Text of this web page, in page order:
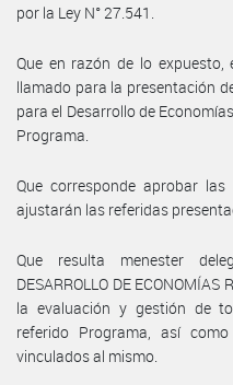
por la Ley N° 27.541.
Que en razón de lo
llamado para la presentación
para el Desarrollo de
Programa.
Que corresponde aprobar
ajustarán las referidas
Que resulta menester
DESARROLLO DE
la evaluación y gestión de
referido Programa, así
vinculados al mismo.